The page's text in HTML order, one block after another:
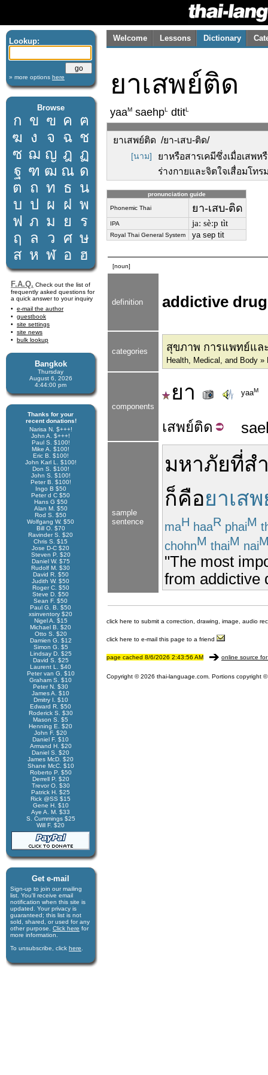
Lookup:
» more options here
Browse
ก ข ฃ ค ฅ
ฆ ง จ ฉ ช
ซ ฌ ญ ฎ ฏ
ฐ ฑ ฒ ณ ด
ต ถ ท ธ น
บ ป ผ ฝ พ
ฟ ภ ม ย
ร
ฤ
ล ว ศ ษ
ส ห ฬ อ ฮ
F.A.Q. Check out the list of
frequently asked questions for
a quick answer to your inquiry
e-mail the author
guestbook
site settings
site news
bulk lookup
Bangkok
Thursday
August 6, 2026
4:44:00 pm
Thanks for your
recent donations!
Narisa N. $+++!
John A. $+++!
Paul S. $100!
Mike A. $100!
Eric B. $100!
John Karl L. $100!
Don S. $100!
John S. $100!
Peter B. $100!
Ingo B $50
Peter d C $50
Hans G $50
Alan M. $50
Rod S. $50
Wolfgang W. $50
Bill O. $70
Ravinder S. $20
Chris S. $15
Jose D-C $20
Steven P. $20
Daniel W. $75
Rudolf M. $30
David R. $50
Judith W. $50
Roger C. $50
Steve D. $50
Sean F. $50
Paul G. B. $50
xsinventory $20
Nigel A. $15
Michael B. $20
Otto S. $20
Damien G. $12
Simon G. $5
Lindsay D. $25
David S. $25
Laurent L. $40
Peter van G. $10
Graham S. $10
Peter N. $30
James A. $10
Dmitry I. $10
Edward R. $50
Roderick S. $30
Mason S. $5
Henning E. $20
John F. $20
Daniel F. $10
Armand H. $20
Daniel S. $20
James McD. $20
Shane McC. $10
Roberto P. $50
Derrell P. $20
Trevor O. $30
Patrick H. $25
Rick @SS $15
Gene H. $10
Aye A. M. $33
S. Cummings $25
Will F. $20
Get e-mail
Sign-up to join our mail­ing
list. You'll receive e­mail
notification when this site is
updated. Your privacy is
guaran­teed; this list is not
sold, shared, or used for any
other purpose. Click here for
more infor­mation.
To unsubscribe, click here
Welcome Lessons Dictionary
ยาเสพย์ติด
yaaM saehpL dtitL
ยาเสพย์ติด /ยา-เสบ-ติด/
[นาม]
ยาหรือสารเคมีซึ่งเมื่อเสพ
ร่างกายและจิตใจเสื่อมโท
pronunciation guide
Phonemic Thai ยา-เสบ-ติด
IPA jaː sèːp tìt
Royal Thai General System ya sep tit
[noun]
definition addictive
categories สุขภาพ การแพทย์แล
Health, Medical, and Body
components
ยา yaaM
เสพย์ติด
sample
sentence
มหาภัยที่ส
ก็คือยาเส
maH haaR phaiM
chohnM thaiM nai
"The most
from addictive
click here to submit a correction, drawing, image, audio
click here to e-mail this page to a friend
page cached 8/6/2026 2:43:56 AM online source
Copyright © 2026 thai-language.com. Portions copyright